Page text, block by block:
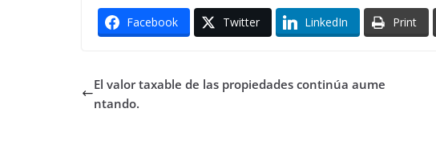
Facebook Twitter LinkedIn Print
El valor taxable de las propiedades continúa aume
ntando.